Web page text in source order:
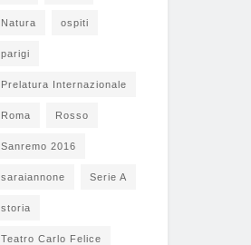
Natura ospiti
parigi
Prelatura Internazionale
Roma Rosso
Sanremo 2016
saraiannone Serie A
storia
Teatro Carlo Felice